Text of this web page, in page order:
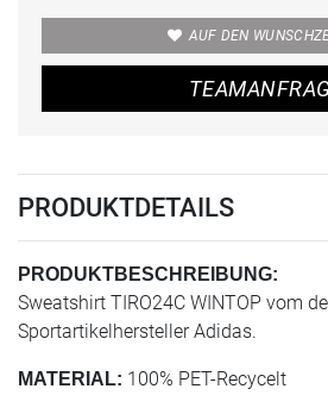
AUF DEN
PRODUKTDETAILS
PRODUKTBESCHREIBUNG:
Sweatshirt TIRO24C WINTOP vom
Sportartikelhersteller Adidas.
MATERIAL: 100% PET-Recycelt